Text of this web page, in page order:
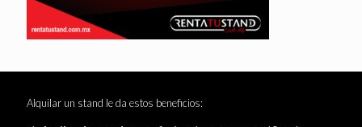
Alquilar un stand le da estos beneficios: